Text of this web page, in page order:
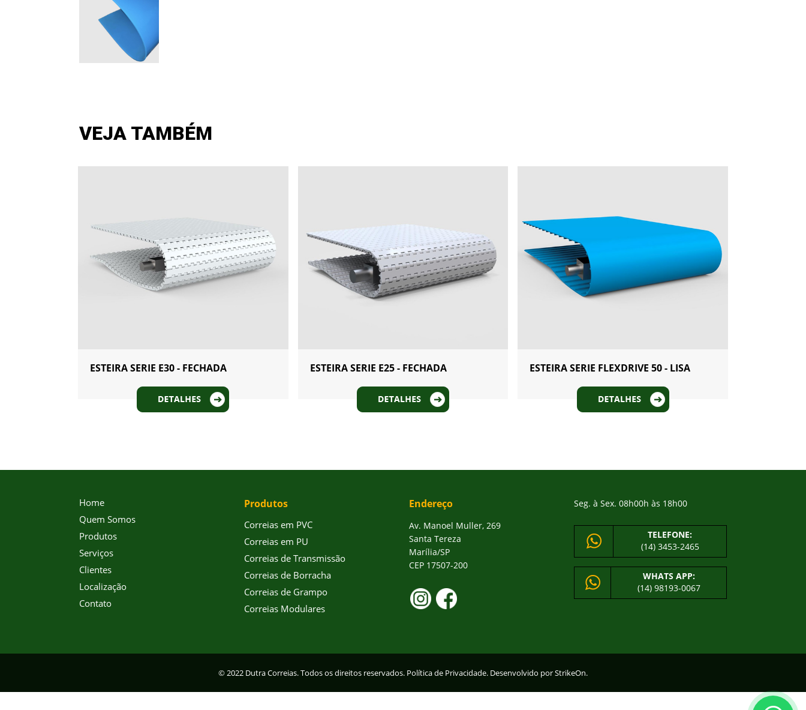
VEJA TAMBÉM
ESTEIRA SERIE E30 - FECHADA ESTEIRA SERIE E25 - FECHADA ESTEIRA SERIE FLEXDRIVE 50 - LISA
Home
Quem Somos
Produtos
Serviços
Clientes
Localização
Contato
Produtos
Correias em PVC
Correias em PU
Correias de Transmissão
Correias de Borracha
Correias de Grampo
Correias Modulares
Endereço
Av. Manoel Muller, 269
Santa Tereza
Marília/SP
CEP 17507-200
Seg. à Sex. 08h00h às 18h00
TELEFONE:
(14) 3453-2465
WHATS APP:
(14) 98193-0067
© 2022 Dutra Correias. Todos os direitos reservados. Política de Privacidade. Desenvolvido porStrikeOn.